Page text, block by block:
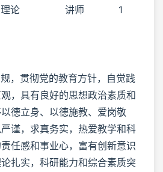
论 讲师
1
，贯彻党的教育方针，自觉践
，具有良好的思想政治素质和
德立身、以德施教、爱岗敬
谨，求真务实，热爱教学和科
任感和事业心，富有创新意识
扎实，科研能力和综合素质突